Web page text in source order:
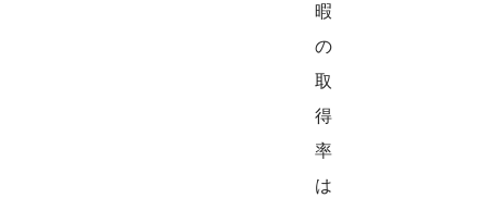
暇
の
取
得
率
は